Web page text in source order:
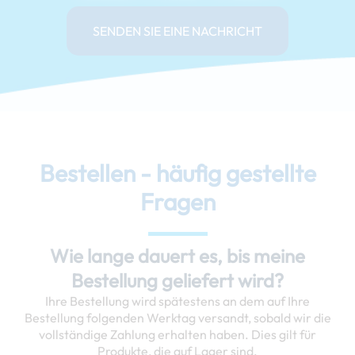
SENDEN SIE EINE NACHRICHT
Bestellen - häufig gestellte
Fragen
Wie lange dauert es, bis meine
Bestellung geliefert wird?
Ihre Bestellung wird spätestens an dem auf Ihre
Bestellung folgenden Werktag versandt, sobald wir die
vollständige Zahlung erhalten haben. Dies gilt für
Produkte, die auf Lager sind.